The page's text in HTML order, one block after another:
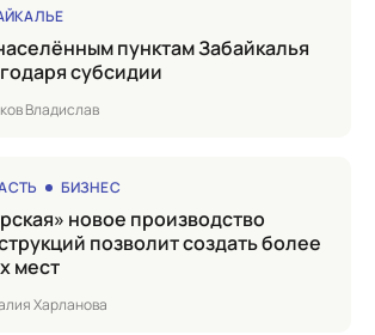
субсидии
Владислав
БИЗНЕС
позволит создать более
мест
Харланова